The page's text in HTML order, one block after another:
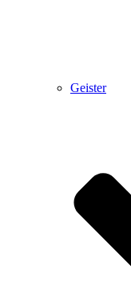
Geister